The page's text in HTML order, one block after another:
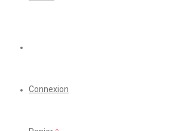
Connexion